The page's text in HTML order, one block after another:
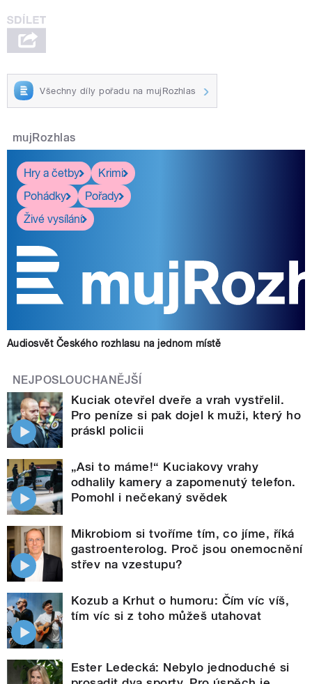
Všechny díly pořadu na mujRozhlas
mujRozhlas
Hry a četby
Krimi
Pohádky
Pořady
Živé vysílání
Audiosvět Českého rozhlasu na jednom místě
NEJPOSLOUCHANĚJŠÍ
Kuciak otevřel dveře a vrah vystřelil.
Pro peníze si pak dojel k muži, který ho
práskl policii
„Asi to máme!“ Kuciakovy vrahy
odhalily kamery a zapomenutý telefon.
Pomohl i nečekaný svědek
Mikrobiom si tvoříme tím, co jíme, říká
gastroenterolog. Proč jsou onemocnění
střev na vzestupu?
Kozub a Krhut o humoru: Čím víc víš,
tím víc si z toho můžeš utahovat
Ester Ledecká: Nebylo jednoduché si